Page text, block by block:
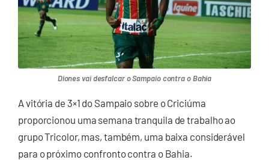
Diones vai desfalcar o Sampaio contra o Bahia
A vitória de 3×1 do Sampaio sobre o Criciúma
proporcionou uma semana tranquila de trabalho ao
grupo Tricolor, mas, também, uma baixa considerável
para o próximo confronto contra o Bahia.